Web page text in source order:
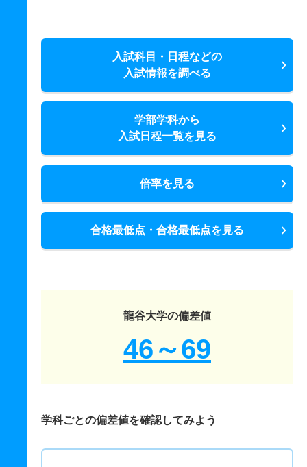
入試科目・日程などの
入試情報を調べる
学部学科から
入試日程一覧を見る
倍率を見る
合格最低点・合格最低点を見る
龍谷大学の偏差値
46～69
学科ごとの偏差値を確認してみよう